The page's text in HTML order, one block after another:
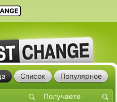
Список Популярное